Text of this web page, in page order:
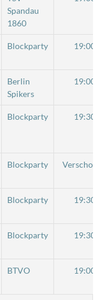
Spandau
1860
Blockparty 19:00
Berlin
Spikers
19:00
Blockparty 19:30
Blockparty
Blockparty 19:30
Blockparty 19:30
BTVO 19:00